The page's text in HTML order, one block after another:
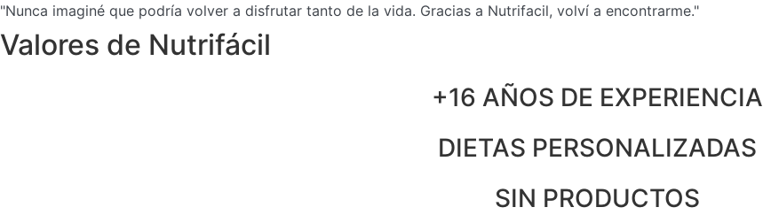
"Nunca imaginé que podría volver a disfrutar tanto de la vida. Gracias a Nutrifacil, volví a encontrarme."
Valores de Nutrifácil
+16 AÑOS DE EXPERIENCIA
DIETAS PERSONALIZADAS
SIN PRODUCTOS